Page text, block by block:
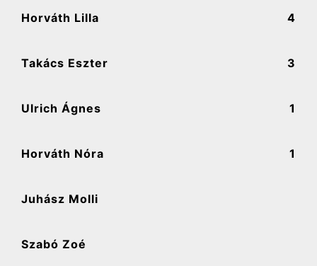
Horváth Lilla 4
Takács Eszter 3
Ulrich Ágnes 1
Horváth Nóra 1
Juhász Molli
Szabó Zoé